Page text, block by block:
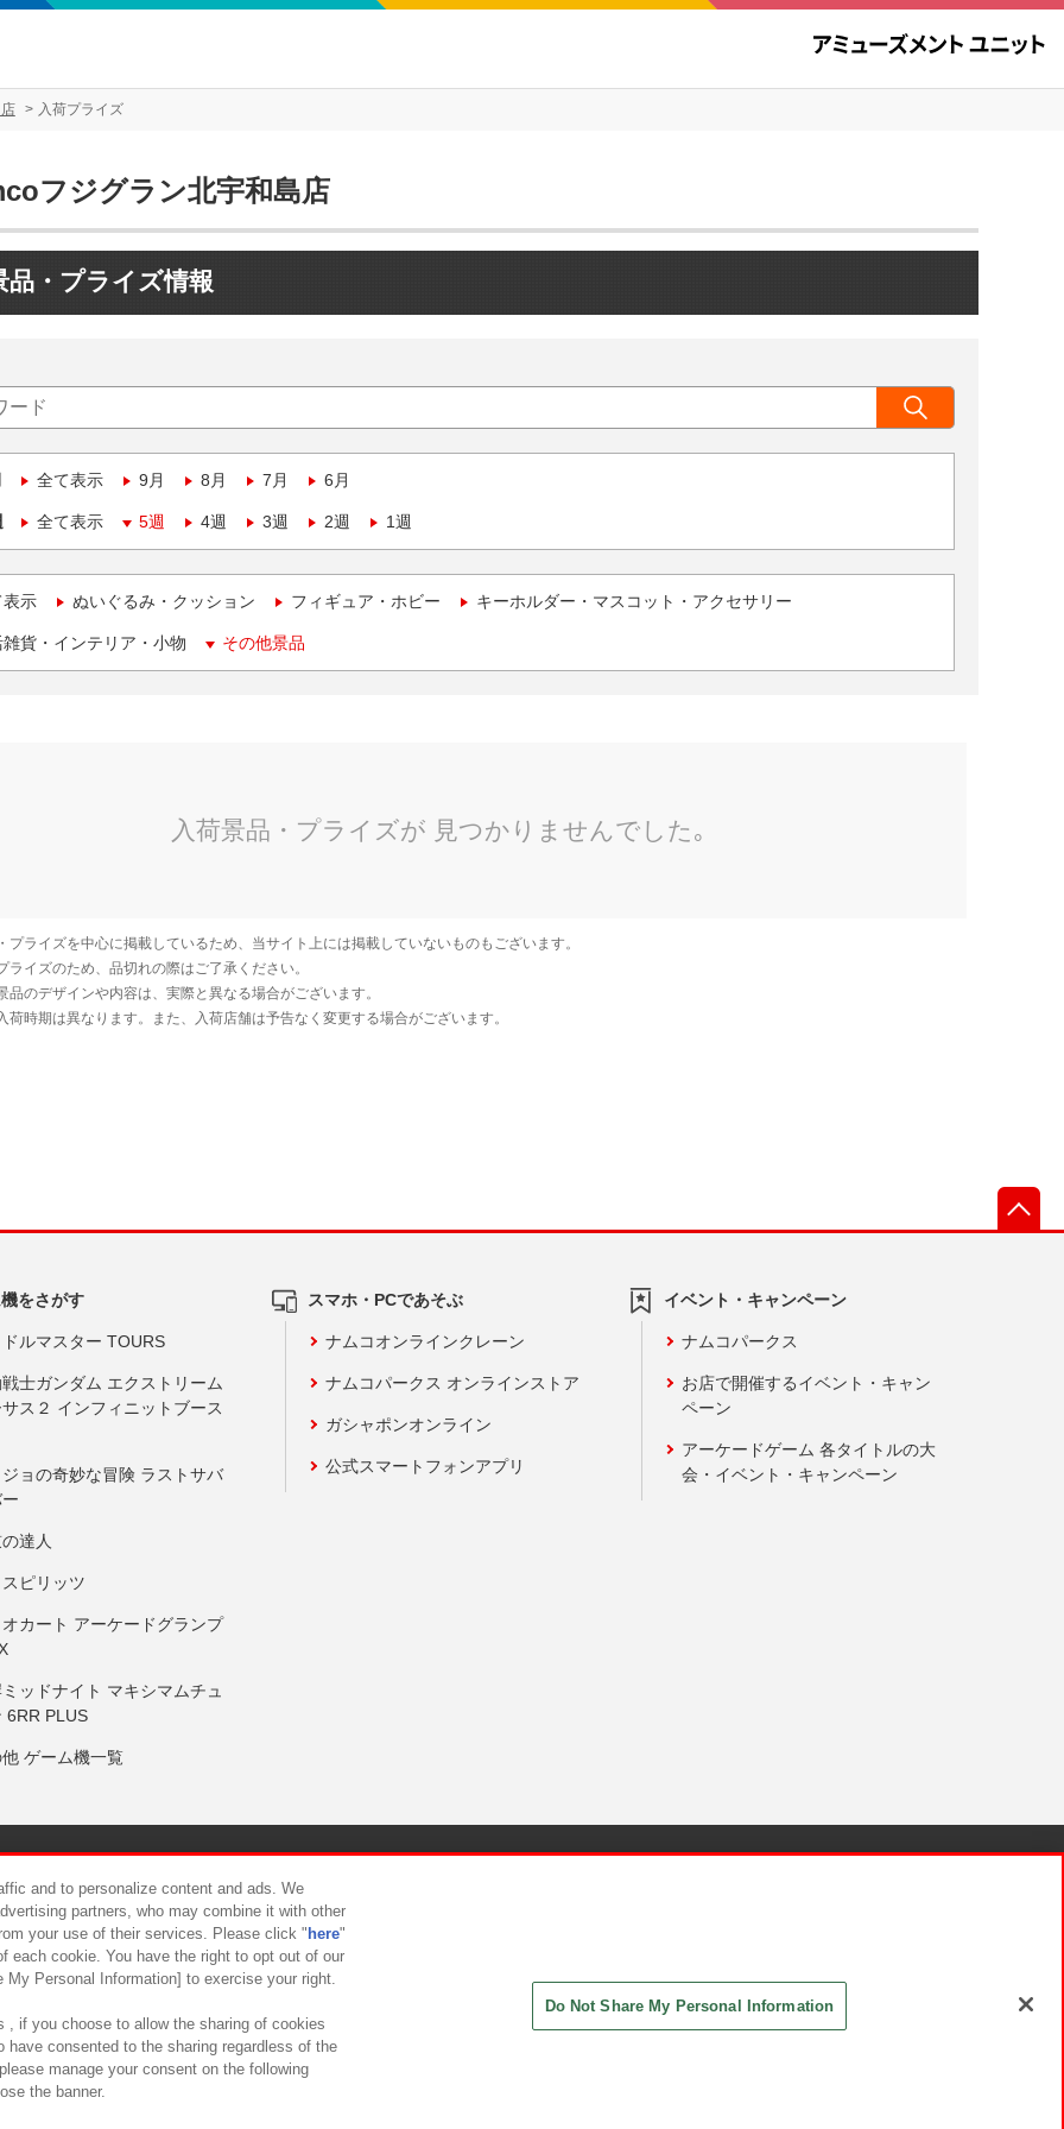
入荷プライズ
フジグラン北宇和島店
品・プライズ情報
全て表示 9月 8月 7月 6月
全て表示 5週 4週 3週 2週 1週
表示 ぬいぐるみ・クッション フィギュア・ホビー キーホルダー・マスコット・アクセサリー
貨・インテリア・小物 その他景品
をさがす
ルマスター TOURS
士ガンダム エクストリーム
ス２ インフィニットブース
ョの奇妙な冒険 ラストサバ
達人
ピリッツ
カート アーケードグランプ
ッドナイト マキシマムチュ
6RR PLUS
ゲーム機一覧
スマホ・PCであそぶ
ナムコオンラインクレーン
ナムコパークス オンラインストア
ガシャポンオンライン
公式スマートフォンアプリ
イベント・キャンペーン
ナムコパークス
お店で開催するイベント・キャン
ペーン
アーケードゲーム 各タイトルの大
会・イベント・キャンペーン
について カスタマーハラスメント対応方針
and to personalize content and ads. We
partners, who may combine it with other
your use of their services. Please click " here"
each cookie. You have the right to opt out of our
Personal Information] to exercise your right.
, if you choose to allow the sharing of cookies
have consented to the sharing regardless of the
manage your consent on the following
the banner.
Do Not Share My Personal Information